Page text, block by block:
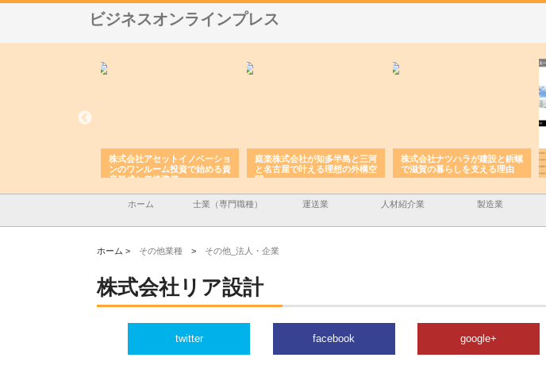
ビジネスオンラインプレス
株式会社アセットイノベーショ
ンのワンルーム投資で始める資
産形成と老後準備
庭楽株式会社が知多半島と三河
と名古屋で叶える理想の外構空
間
株式会社ナツハラが建設と鋲螺
で滋賀の暮らしを支える理由
ホーム 士業（専門職種） 運送業 人材紹介業 製造業
ホーム > その他業種 > その他_法人・企業
株式会社リア設計
twitter facebook google+